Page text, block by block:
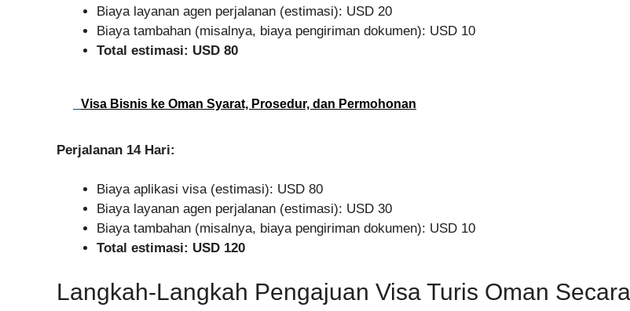
Biaya layanan agen perjalanan (estimasi): USD 20
Biaya tambahan (misalnya, biaya pengiriman dokumen): USD 10
Total estimasi: USD 80
Visa Bisnis ke Oman Syarat, Prosedur, dan Permohonan
Perjalanan 14 Hari:
Biaya aplikasi visa (estimasi): USD 80
Biaya layanan agen perjalanan (estimasi): USD 30
Biaya tambahan (misalnya, biaya pengiriman dokumen): USD 10
Total estimasi: USD 120
Langkah-Langkah Pengajuan Visa Turis Oman Secara